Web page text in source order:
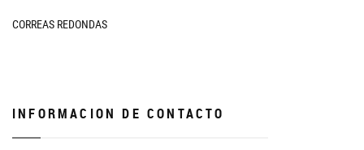
CORREAS REDONDAS
INFORMACION DE CONTACTO